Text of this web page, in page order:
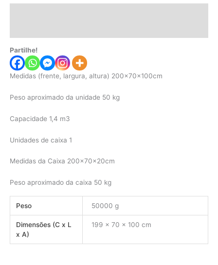
Partilhe!
Medidas (frente, largura, altura) 200x70x100cm
Peso aproximado da unidade 50 kg
Capacidade 1,4 m3
Unidades de caixa 1
Medidas da Caixa 200x70x20cm
Peso aproximado da caixa 50 kg
Peso 50000 g
Dimensões (C x L
x A)
199 × 70 × 100 cm